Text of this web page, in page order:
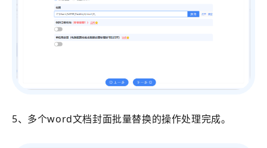
5、多个word文档封面批量替换的操作处理完成。